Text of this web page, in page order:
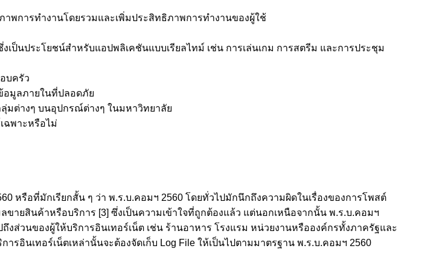
พการทำงานโดยรวมและเพิ่มประสิทธิภาพการทำงานของผู้ใช้
ป็นประโยชน์สำหรับแอปพลิเคชันแบบเรียลไทม์ เช่น การเล่นเกม การสตรีม และการประชุม
บครัว
อมูลภายในที่ปลอดภัย
มต่างๆ บนอุปกรณ์ต่างๆ ในมหาวิทยาลัย
ฉพาะหรือไม่
อที่มักเรียกสั้น ๆ ว่า พ.ร.บ.คอมฯ 2560 โดยทั่วไปมักนึกถึงความผิดในเรื่องของการโพสต์
ายสินค้าหรือบริการ [3] ซึ่งเป็นความเข้าใจที่ถูกต้องแล้ว แต่นอกเหนือจากนั้น พ.ร.บ.คอมฯ
ส่วนของผู้ให้บริการอินเทอร์เน็ต เช่น ร้านอาหาร โรงแรม หน่วยงานหรือองค์กรทั้งภาครัฐและ
อินเทอร์เน็ตเหล่านั้นจะต้องจัดเก็บ Log File ให้เป็นไปตามมาตรฐาน พ.ร.บ.คอมฯ 2560